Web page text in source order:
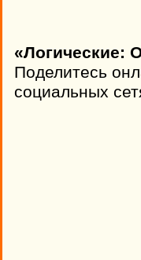
«Логические:
Поделитесь
социальных